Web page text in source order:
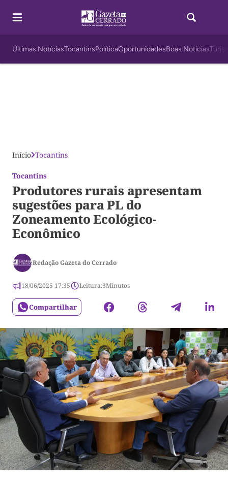
Últimas NotíciasTocantinsPolíticaOportunidadesBoas Notícias
Início Tocantins
Tocantins
Produtores rurais apresentam
sugestões para PL do
Zoneamento Ecológico-
Econômico
Redação Gazeta do Cerrado
18/06/2025 17:35 Leitura:3Minutos
Compartilhar